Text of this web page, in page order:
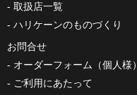
取扱店一覧
ハリケーンのものづくり
お問合せ
オーダーフォーム（個人様）
ご利用にあたって